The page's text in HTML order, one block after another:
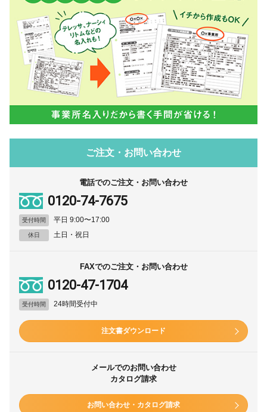
ご注文・お問い合わせ
電話でのご注文・お問い合わせ
0120-74-7675
受付時間 平日 9:00〜17:00
休日 土日・祝日
FAXでのご注文・お問い合わせ
0120-47-1704
受付時間 24時間受付中
注文書ダウンロード
メールでのお問い合わせ
カタログ請求
お問い合わせ・カタログ請求